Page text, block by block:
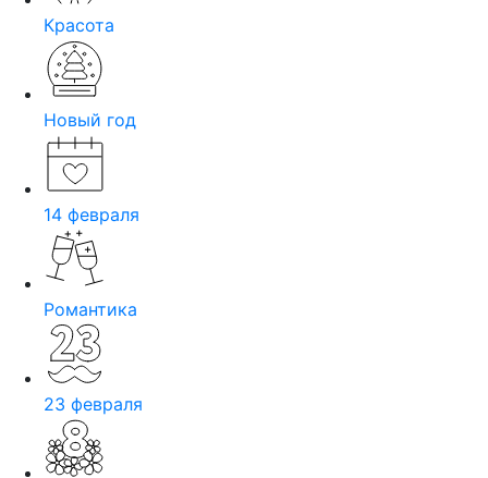
Красота
Новый год
14 февраля
Романтика
23 февраля